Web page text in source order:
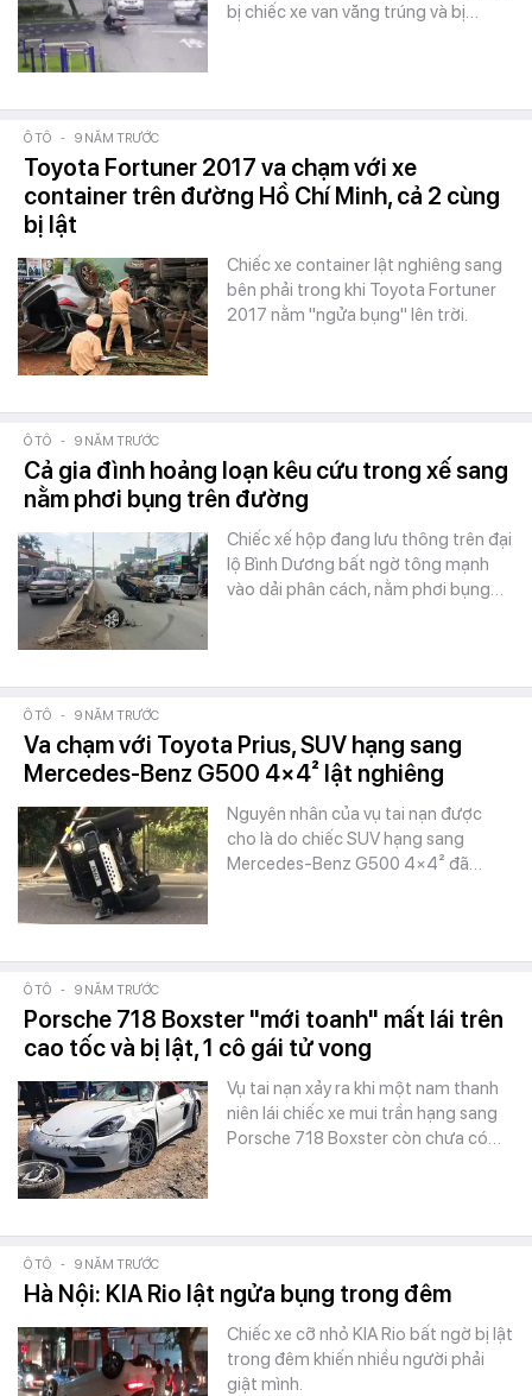
bị chiếc xe van văng trúng và bị…
Ô TÔ - 9 NĂM TRƯỚC
Toyota Fortuner 2017 va chạm với xe
container trên đường Hồ Chí Minh, cả 2 cùng
bị lật
Chiếc xe container lật nghiêng sang
bên phải trong khi Toyota Fortuner
2017 nằm "ngửa bụng" lên trời.
Ô TÔ - 9 NĂM TRƯỚC
Cả gia đình hoảng loạn kêu cứu trong xế sang
nằm phơi bụng trên đường
Chiếc xế hộp đang lưu thông trên đại
lộ Bình Dương bất ngờ tông mạnh
vào dải phân cách, nằm phơi bụng…
Ô TÔ - 9 NĂM TRƯỚC
Va chạm với Toyota Prius, SUV hạng sang
Mercedes-Benz G500 4×4² lật nghiêng
Nguyên nhân của vụ tai nạn được
cho là do chiếc SUV hạng sang
Mercedes-Benz G500 4×4² đã…
Ô TÔ - 9 NĂM TRƯỚC
Porsche 718 Boxster "mới toanh" mất lái trên
cao tốc và bị lật, 1 cô gái tử vong
Vụ tai nạn xảy ra khi một nam thanh
niên lái chiếc xe mui trần hạng sang
Porsche 718 Boxster còn chưa có…
Ô TÔ - 9 NĂM TRƯỚC
Hà Nội: KIA Rio lật ngửa bụng trong đêm
Chiếc xe cỡ nhỏ KIA Rio bất ngờ bị lật
trong đêm khiến nhiều người phải
giật mình.